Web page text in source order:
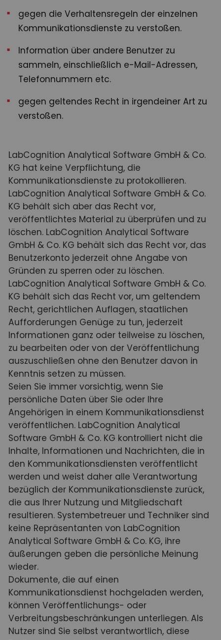
gegen die Verhaltensregeln der einzelnen
Kommunikationsdienste zu verstoßen.
Information über andere Benutzer zu
sammeln, einschließlich e-Mail-Adressen,
Telefonnummern etc.
gegen geltendes Recht in irgendeiner Art zu
verstoßen.
LabCognition Analytical Software GmbH & Co.
KG hat keine Verpflichtung, die
Kommunikationsdienste zu protokollieren.
LabCognition Analytical Software GmbH & Co.
KG behält sich aber das Recht vor,
veröffentlichtes Material zu überprüfen und zu
löschen. LabCognition Analytical Software
GmbH & Co. KG behält sich das Recht vor, das
Benutzerkonto jederzeit ohne Angabe von
Gründen zu sperren oder zu löschen.
LabCognition Analytical Software GmbH & Co.
KG behält sich das Recht vor, um geltendem
Recht, gerichtlichen Auflagen, staatlichen
Aufforderungen Genüge zu tun, jederzeit
Informationen ganz oder teilweise zu löschen,
zu bearbeiten oder von der Veröffentlichung
auszuschließen ohne den Benutzer davon in
Kenntnis setzen zu müssen.
Seien Sie immer vorsichtig, wenn Sie
persönliche Daten über Sie oder Ihre
Angehörigen in einem Kommunikationsdienst
veröffentlichen. LabCognition Analytical
Software GmbH & Co. KG kontrolliert nicht die
Inhalte, Informationen und Nachrichten, die in
den Kommunikationsdiensten veröffentlicht
werden und weist daher alle Verantwortung
bezüglich der Kommunikationsdienste zurück,
die aus Ihrer Nutzung und Mitgliedschaft
resultieren. Systembetreuer und Techniker sind
keine Repräsentanten von LabCognition
Analytical Software GmbH & Co. KG, ihre
äußerungen geben die persönliche Meinung
wieder.
Dokumente, die auf einen
Kommunikationsdienst hochgeladen werden,
können Veröffentlichungs- oder
Verbreitungsbeschränkungen unterliegen. Als
Nutzer sind Sie selbst verantwortlich, diese